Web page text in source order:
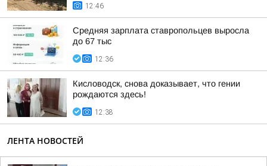
12:46
Средняя зарплата ставропольцев выросла
до 67 тыс
12:36
Кисловодск, снова доказывает, что гении
рождаются здесь!
12:38
ЛЕНТА НОВОСТЕЙ